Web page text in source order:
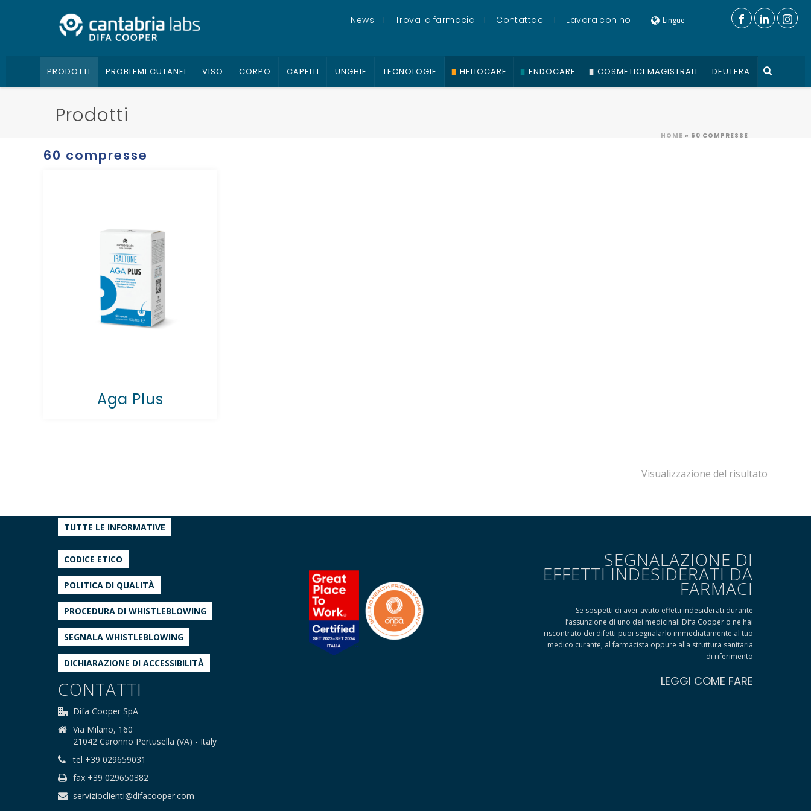
News Trova la farmacia Contattaci Lavora con noi Lingue
PRODOTTI PROBLEMI CUTANEI VISO CORPO CAPELLI UNGHIE TECNOLOGIE HELIOCARE ENDOCARE COSMETICI MAGISTRALI DEUTERA
Prodotti
HOME » 60 COMPRESSE
60 compresse
Aga Plus
Visualizzazione del risultato
TUTTE LE INFORMATIVE
CODICE ETICO
POLITICA DI QUALITÀ
PROCEDURA DI WHISTLEBLOWING
SEGNALA WHISTLEBLOWING
DICHIARAZIONE DI ACCESSIBILITÀ
CONTATTI
Difa Cooper SpA
Via Milano, 160
21042 Caronno Pertusella (VA) - Italy
tel +39 029659031
fax +39 029650382
servizioclienti@difacooper.com
SEGNALAZIONE DI
EFFETTI INDESIDERATI DA
FARMACI
Se sospetti di aver avuto effetti indesiderati durante
l’assunzione di uno dei medicinali Difa Cooper o ne hai
riscontrato dei difetti puoi segnalarlo immediatamente al tuo
medico curante, al farmacista oppure alla struttura sanitaria
di riferimento
LEGGI COME FARE